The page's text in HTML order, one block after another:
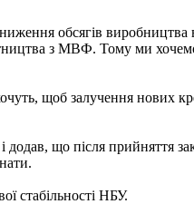
обсягів виробництва
з МВФ. Тому ми
щоб залучення нових
додав, що після прийняття
стабільності НБУ.